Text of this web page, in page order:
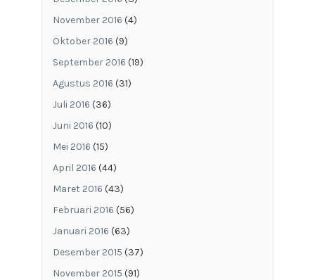
November 2016 (4)
Oktober 2016 (9)
September 2016 (19)
Agustus 2016 (31)
Juli 2016 (36)
Juni 2016 (10)
Mei 2016 (15)
April 2016 (44)
Maret 2016 (43)
Februari 2016 (56)
Januari 2016 (63)
Desember 2015 (37)
November 2015 (91)